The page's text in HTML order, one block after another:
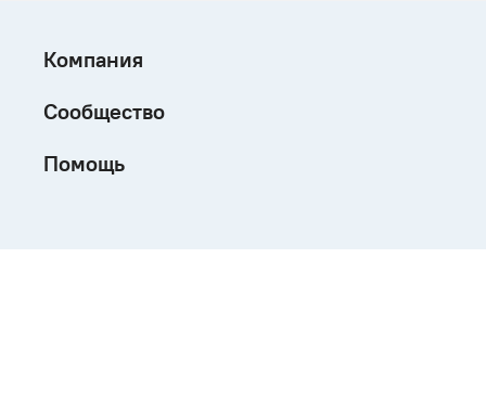
Компания
Сообщество
Помощь